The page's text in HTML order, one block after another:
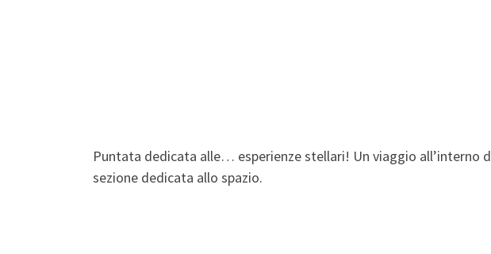
Puntata dedicata alle… esperienze stellari! Un viaggio all’interno
sezione dedicata allo spazio.